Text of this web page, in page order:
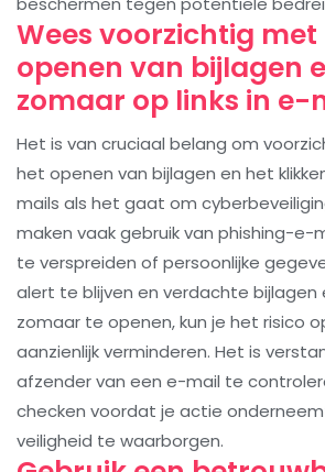
Wees voorzichtig met
openen van bijlagen
zomaar op links in e-
Het is van cruciaal belang om
het openen van bijlagen en het
mails als het gaat om
maken vaak gebruik van phishing-e-
te verspreiden of persoonlijke
alert te blijven en verdachte bijlagen
zomaar te openen, kun je het risico
aanzienlijk verminderen. Het is
afzender van een e-mail te
checken voordat je actie
veiligheid te waarborgen.